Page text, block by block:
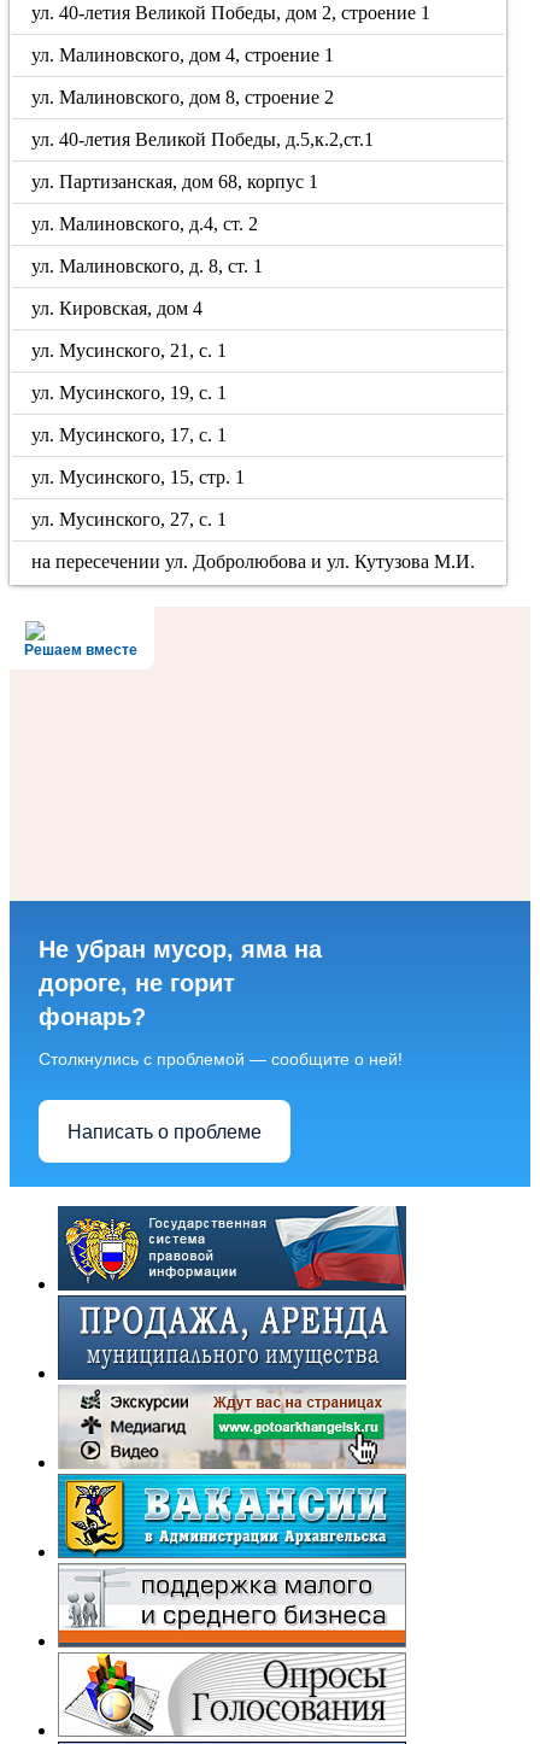
ул. 40-летия Великой Победы, дом 2, строение 1
ул. Малиновского, дом 4, строение 1
ул. Малиновского, дом 8, строение 2
ул. 40-летия Великой Победы, д.5,к.2,ст.1
ул. Партизанская, дом 68, корпус 1
ул. Малиновского, д.4, ст. 2
ул. Малиновского, д. 8, ст. 1
ул. Кировская, дом 4
ул. Мусинского, 21, с. 1
ул. Мусинского, 19, с. 1
ул. Мусинского, 17, с. 1
ул. Мусинского, 15, стр. 1
ул. Мусинского, 27, с. 1
на пересечении ул. Добролюбова и ул. Кутузова М.И.
Решаем вместе
Не убран мусор, яма на
дороге, не горит
фонарь?
Столкнулись с проблемой — сообщите о ней!
Написать о проблеме